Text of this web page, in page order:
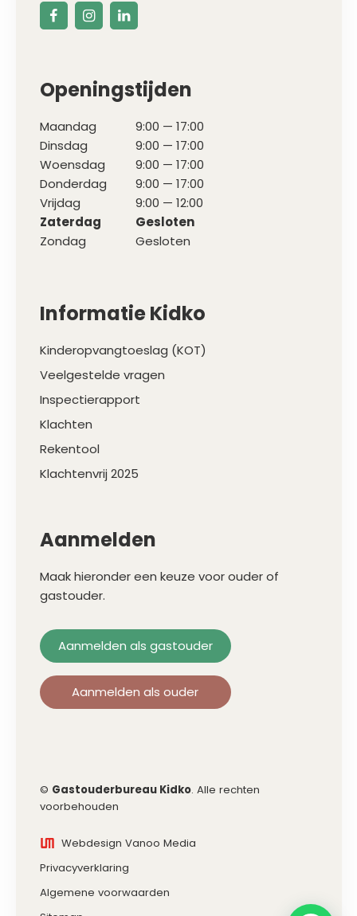
Openingstijden
Maandag
9:00 — 17:00
Dinsdag
9:00 — 17:00
Woensdag
9:00 — 17:00
Donderdag
9:00 — 17:00
Vrijdag
9:00 — 12:00
Zaterdag
Gesloten
Zondag
Gesloten
Informatie Kidko
Kinderopvangtoeslag (KOT)
Veelgestelde vragen
Inspectierapport
Klachten
Rekentool
Klachtenvrij 2025
Aanmelden
Maak hieronder een keuze voor ouder of
gastouder.
Aanmelden als gastouder
Aanmelden als ouder
© Gastouderbureau Kidko. Alle rechten
voorbehouden
Webdesign Vanoo Media
Privacyverklaring
Algemene voorwaarden